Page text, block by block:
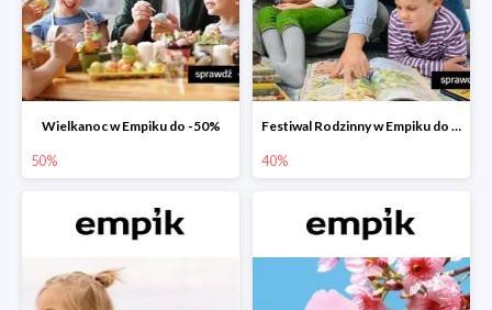
Wielkanoc w Empiku do -50%
50%
Festiwal Rodzinny w Empiku do -40%
40%